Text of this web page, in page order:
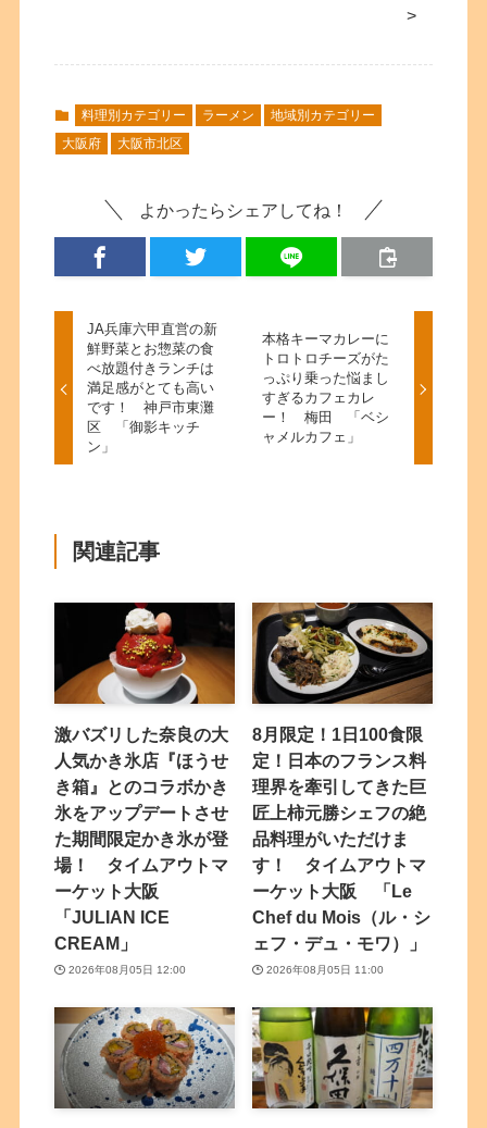
>
料理別カテゴリー ラーメン
地域別カテゴリー
大阪府
大阪市北区
よかったらシェアしてね！
JA兵庫六甲直営の新
鮮野菜とお惣菜の食
べ放題付きランチは
満足感がとても高い
です！ 神戸市東灘
区 「御影キッチ
ン」
本格キーマカレーに
トロトロチーズがた
っぷり乗った悩まし
すぎるカフェカレ
ー！ 梅田 「ベシ
ャメルカフェ」
関連記事
激バズリした奈良の大
人気かき氷店『ほうせ
き箱』とのコラボかき
氷をアップデートさせ
た期間限定かき氷が登
場！ タイムアウトマ
ーケット大阪
「JULIAN ICE
CREAM」
2026年08月05日 12:00
8月限定！1日100食限
定！日本のフランス料
理界を牽引してきた巨
匠上柿元勝シェフの絶
品料理がいただけま
す！ タイムアウトマ
ーケット大阪 「Le
Chef du Mois（ル・シ
ェフ・デュ・モワ）」
2026年08月05日 11:00